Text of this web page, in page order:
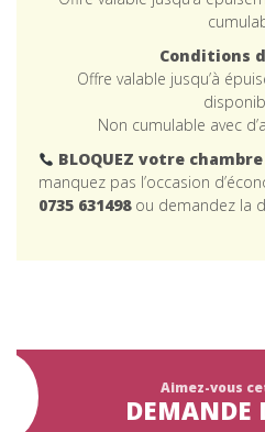
Conditions
Offre valable jusqu’à
Non cumulable avec
BLOQUEZ votre
manquez pas l’occasion
0735 631498ou demandez la
Aimez-vous
DEMANDE